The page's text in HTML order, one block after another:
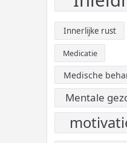
Innerlijke rust
Medicatie
Medische
Mentale